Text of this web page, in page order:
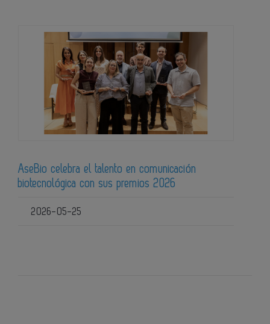
AseBio celebra el talento en comunicación
biotecnológica con sus premios 2026
2026-05-25